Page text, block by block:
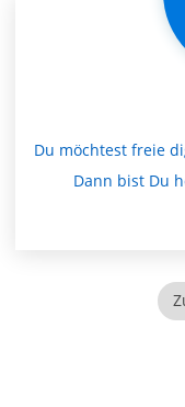
Du möchtest freie
Dann bist Du